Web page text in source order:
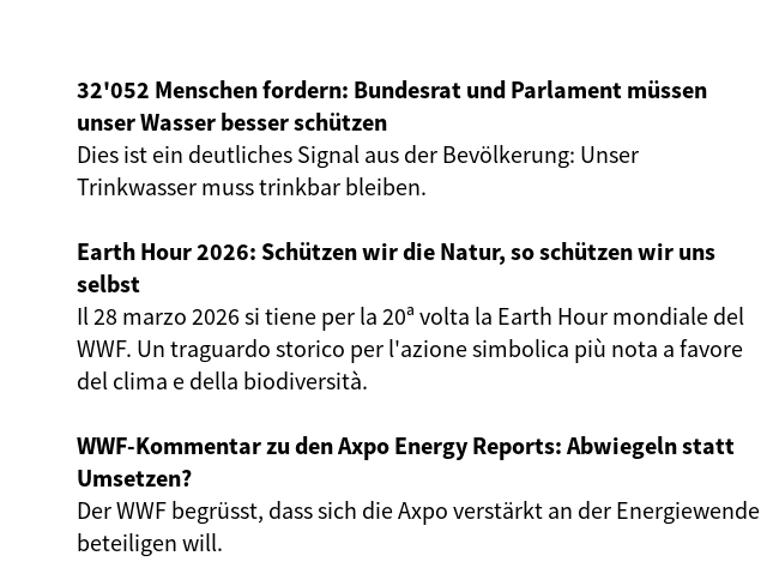
32'052 Menschen fordern: Bundesrat und Parlament müssen
unser Wasser besser schützen
Dies ist ein deutliches Signal aus der Bevölkerung: Unser
Trinkwasser muss trinkbar bleiben.
Earth Hour 2026: Schützen wir die Natur, so schützen wir uns
selbst
Il 28 marzo 2026 si tiene per la 20ª volta la Earth Hour mondiale del
WWF. Un traguardo storico per l'azione simbolica più nota a favore
del clima e della biodiversità.
WWF-Kommentar zu den Axpo Energy Reports: Abwiegeln statt
Umsetzen?
Der WWF begrüsst, dass sich die Axpo verstärkt an der Energiewende
beteiligen will.